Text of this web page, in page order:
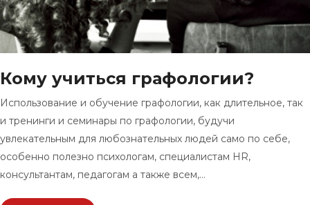
Кому учиться графологии?
Использование и обучение графологии, как длительное, так
и тренинги и семинары по графологии, будучи
увлекательным для любознательных людей само по себе,
особенно полезно психологам, специалистам HR,
консультантам, педагогам а также всем,…